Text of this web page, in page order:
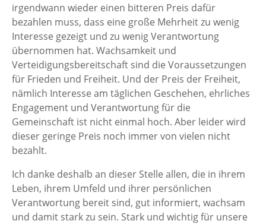
irgendwann wieder einen bitteren Preis dafür
bezahlen muss, dass eine große Mehrheit zu wenig
Interesse gezeigt und zu wenig Verantwortung
übernommen hat. Wachsamkeit und
Verteidigungsbereitschaft sind die Voraussetzungen
für Frieden und Freiheit. Und der Preis der Freiheit,
nämlich Interesse am täglichen Geschehen, ehrliches
Engagement und Verantwortung für die
Gemeinschaft ist nicht einmal hoch. Aber leider wird
dieser geringe Preis noch immer von vielen nicht
bezahlt.
Ich danke deshalb an dieser Stelle allen, die in ihrem
Leben, ihrem Umfeld und ihrer persönlichen
Verantwortung bereit sind, gut informiert, wachsam
und damit stark zu sein. Stark und wichtig für unsere